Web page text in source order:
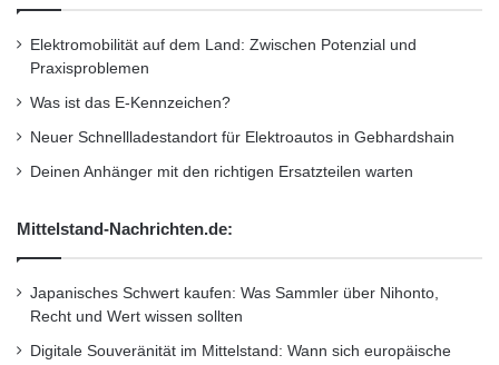
Unternehmensmeldungen
Wirtschaftsnachrichten
Elektromobilität auf dem Land: Zwischen Potenzial und
Praxisproblemen
Was ist das E-Kennzeichen?
Neuer Schnellladestandort für Elektroautos in Gebhardshain
Deinen Anhänger mit den richtigen Ersatzteilen warten
Mittelstand-Nachrichten.de:
Japanisches Schwert kaufen: Was Sammler über Nihonto,
Recht und Wert wissen sollten
Digitale Souveränität im Mittelstand: Wann sich europäische